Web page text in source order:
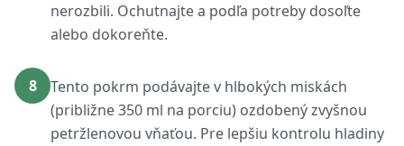
nerozbili. Ochutnajte a podľa potreby dosoľte
alebo dokoreňte.
8
Tento pokrm podávajte v hlbokých miskách
(približne 350 ml na porciu) ozdobený zvyšnou
petržlenovou vňaťou. Pre lepšiu kontrolu hladiny